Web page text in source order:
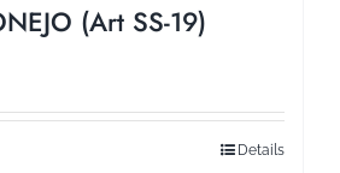
(Art SS-19)
Details